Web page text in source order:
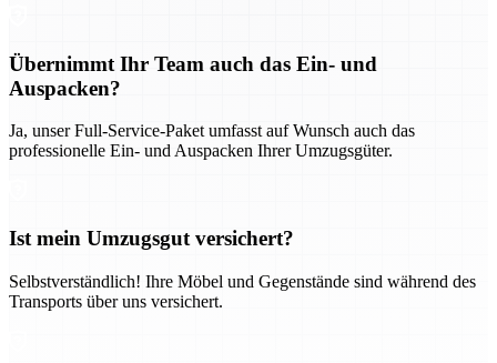
Übernimmt Ihr Team auch das Ein- und
Auspacken?
Ja, unser Full-Service-Paket umfasst auf Wunsch auch das
professionelle Ein- und Auspacken Ihrer Umzugsgüter.
Ist mein Umzugsgut versichert?
Selbstverständlich! Ihre Möbel und Gegenstände sind während des
Transports über uns versichert.